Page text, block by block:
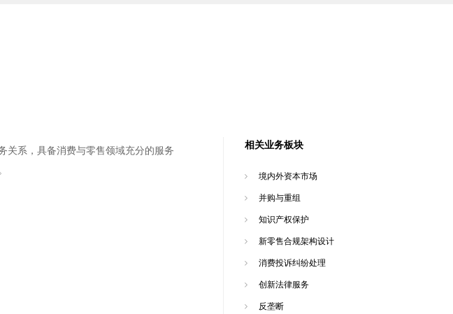
关系，具备消费与零售领域充分的服务
相关业务板块
境内外资本市场
并购与重组
知识产权保护
新零售合规架构设计
消费投诉纠纷处理
创新法律服务
反垄断